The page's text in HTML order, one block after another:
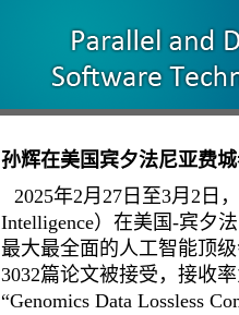
孙辉在美国宾夕法尼亚费
2025年2月 27 日至3月 2 日
Intelligence）在美国-宾夕
最大最全面的人工智能顶
3032篇论文被接受，接收
“Genomics Data Lossless